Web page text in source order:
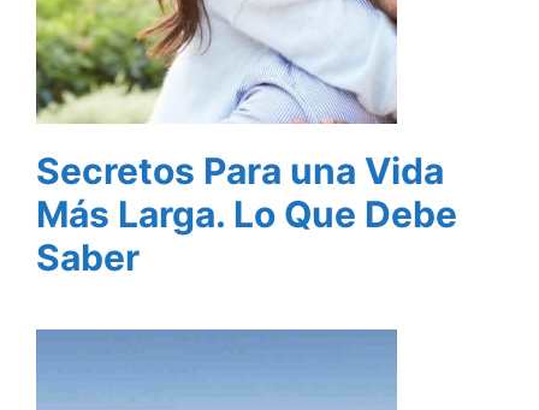
Secretos Para una Vida
Más Larga. Lo Que Debe
Saber